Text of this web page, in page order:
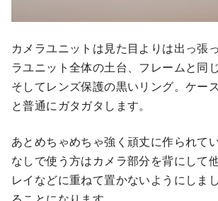
カメラユニットは見た目よりは出っ張
ラユニット全体の土台、フレームと同
そしてレンズ保護の黒いリング。ケー
と普通にガタガタします。
あとめちゃめちゃ強く頑丈に作られて
なしで使う方はカメラ部分を背にして
レイなどに重ねて置かないようにしま